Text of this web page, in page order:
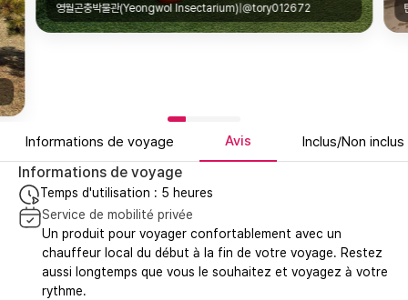
영월곤충박물관(Yeongwol Insectarium)|@tory012672
Informations de voyage Avis Inclus/Non inclus
Informations de voyage
Temps d'utilisation : 5 heures
Service de mobilité privée
Un produit pour voyager confortablement avec un
chauffeur local du début à la fin de votre voyage. Restez
aussi longtemps que vous le souhaitez et voyagez à votre
rythme.